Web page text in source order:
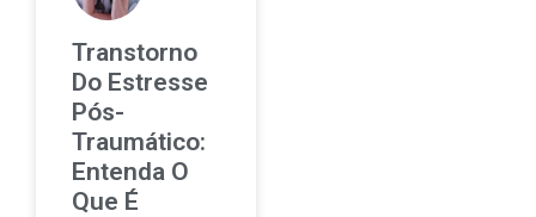
Transtorno
Do Estresse
Pós-
Traumático:
Entenda O
Que É